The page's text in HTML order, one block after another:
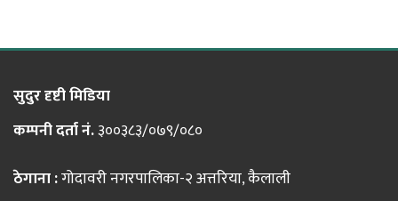
सुदुर दृष्टी मिडिया
कम्पनी दर्ता नं.३००३८३/०७९/०८०
ठेगाना :गोदावरी नगरपालिका-२ अत्तरिया, कैलाली